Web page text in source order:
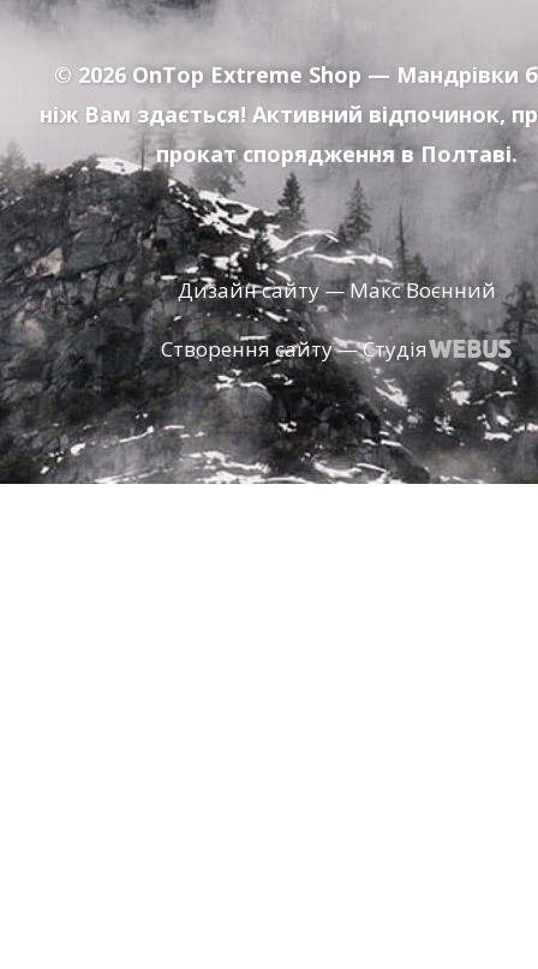
© 2026 OnTop Extreme Shop — Мандрівки
ніж Вам здається! Активний відпочинок,
прокат спорядження в Полтаві.
Дизайн сайту — Макс Воєнний
Створення сайту — Студія